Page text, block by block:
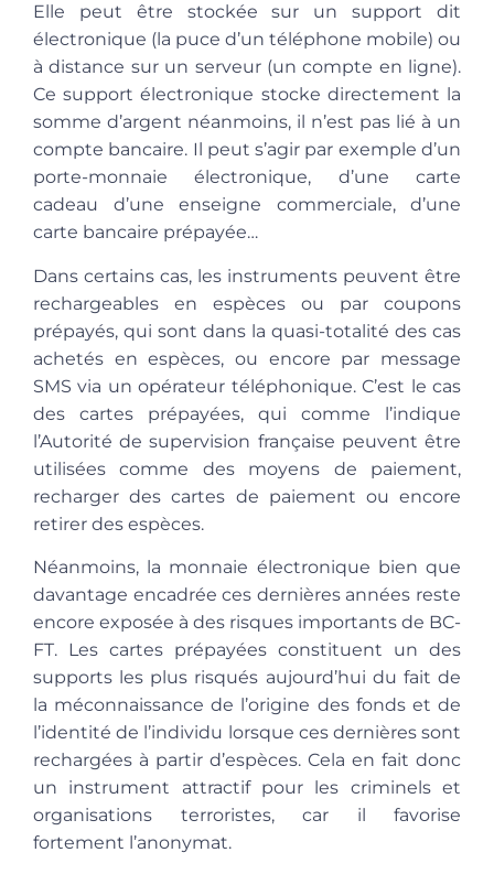
Elle peut être stockée sur un support dit
électronique (la puce d’un téléphone mobile) ou
à distance sur un serveur (un compte en ligne).
Ce support électronique stocke directement la
somme d’argent néanmoins, il n’est pas lié à un
compte bancaire. Il peut s’agir par exemple d’un
porte-monnaie électronique, d’une carte
cadeau d’une enseigne commerciale, d’une
carte bancaire prépayée…
Dans certains cas, les instruments peuvent être
rechargeables en espèces ou par coupons
prépayés, qui sont dans la quasi-totalité des cas
achetés en espèces, ou encore par message
SMS via un opérateur téléphonique. C’est le cas
des cartes prépayées, qui comme l’indique
l’Autorité de supervision française peuvent être
utilisées comme des moyens de paiement,
recharger des cartes de paiement ou encore
retirer des espèces.
Néanmoins, la monnaie électronique bien que
davantage encadrée ces dernières années reste
encore exposée à des risques importants de BC-
FT. Les cartes prépayées constituent un des
supports les plus risqués aujourd’hui du fait de
la méconnaissance de l’origine des fonds et de
l’identité de l’individu lorsque ces dernières sont
rechargées à partir d’espèces. Cela en fait donc
un instrument attractif pour les criminels et
organisations terroristes, car il favorise
fortement l’anonymat.